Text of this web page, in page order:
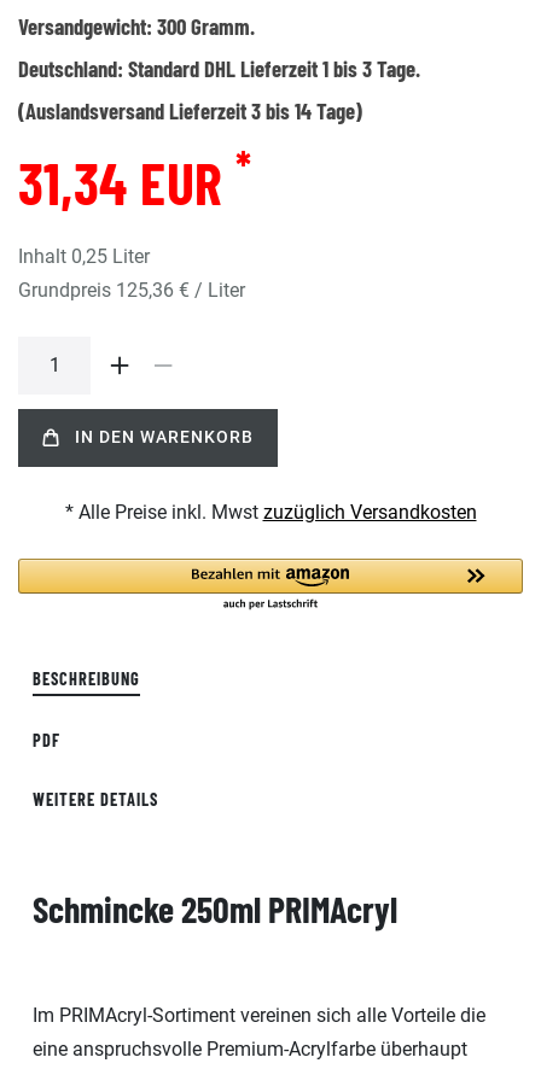
Versandgewicht: 300Gramm.
Deutschland: Standard DHL Lieferzeit 1 bis 3 Tage.
(Auslandsversand Lieferzeit 3 bis 14 Tage)
31,34 EUR *
Inhalt 0,25 Liter
Grundpreis 125,36 € / Liter
IN DEN WARENKORB
* Alle Preise inkl. Mwst zuzüglich Versandkosten
BESCHREIBUNG
PDF
WEITERE DETAILS
Schmincke 250ml PRIMAcryl
Im PRIMAcryl-Sortiment vereinen sich alle Vorteile die
eine anspruchsvolle Premium-Acrylfarbe überhaupt